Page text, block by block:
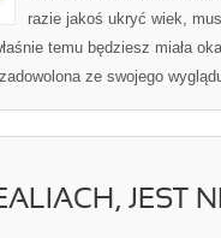
razie jakoś ukryć wiek,
temu będziesz miała
ze swojego
JEST